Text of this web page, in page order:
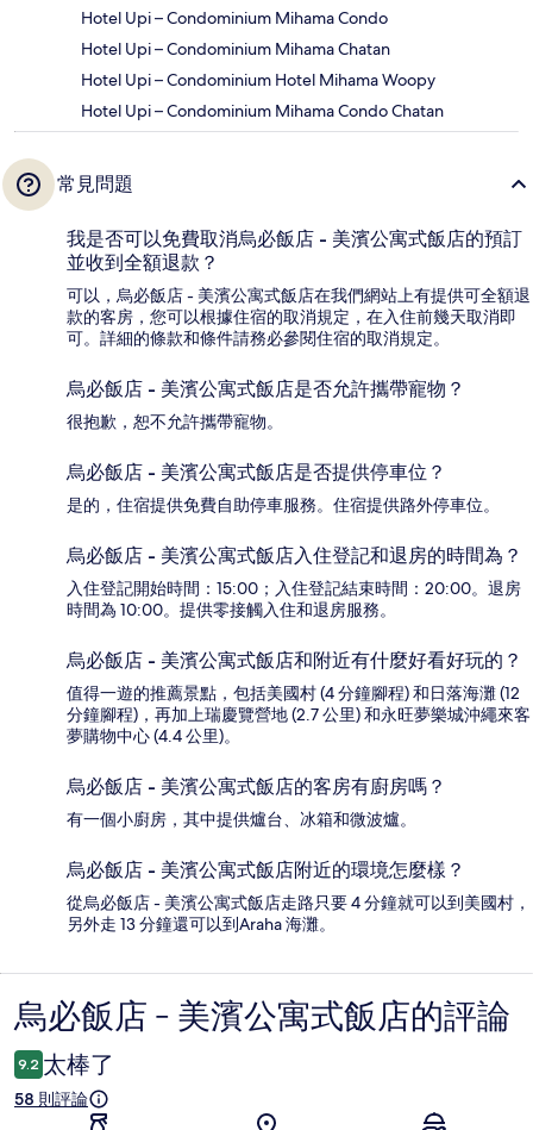
Hotel Upi – Condominium Mihama Condo
Hotel Upi – Condominium Mihama Chatan
Hotel Upi – Condominium Hotel Mihama Woopy
Hotel Upi – Condominium Mihama Condo Chatan
常見問題
我是否可以免費取消烏必飯店 - 美濱公寓式飯店的預訂
並收到全額退款？
可以，烏必飯店 - 美濱公寓式飯店在我們網站上有提供可全額退
款的客房，您可以根據住宿的取消規定，在入住前幾天取消即
可。詳細的條款和條件請務必參閱住宿的取消規定。
烏必飯店 - 美濱公寓式飯店是否允許攜帶寵物？
很抱歉，恕不允許攜帶寵物。
烏必飯店 - 美濱公寓式飯店是否提供停車位？
是的，住宿提供免費自助停車服務。住宿提供路外停車位。
烏必飯店 - 美濱公寓式飯店入住登記和退房的時間為？
入住登記開始時間：15:00；入住登記結束時間：20:00。退房
時間為 10:00。提供零接觸入住和退房服務。
烏必飯店 - 美濱公寓式飯店和附近有什麼好看好玩的？
值得一遊的推薦景點，包括美國村 (4 分鐘腳程) 和日落海灘 (12
分鐘腳程)，再加上瑞慶覽營地 (2.7 公里) 和永旺夢樂城沖繩來客
夢購物中心 (4.4 公里)。
烏必飯店 - 美濱公寓式飯店的客房有廚房嗎？
有一個小廚房，其中提供爐台、冰箱和微波爐。
烏必飯店 - 美濱公寓式飯店附近的環境怎麼樣？
從烏必飯店 - 美濱公寓式飯店走路只要 4 分鐘就可以到美國村，
另外走 13 分鐘還可以到Araha 海灘。
評
論
烏必飯店 - 美濱公寓式飯店的評論
9.2 太棒了
58 則評論